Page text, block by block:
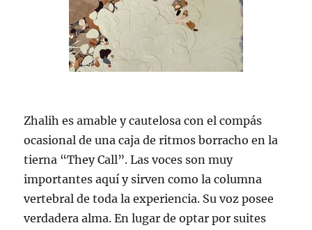
Zhalih es amable y cautelosa con el compás
ocasional de una caja de ritmos borracho en la
tierna “They Call”. Las voces son muy
importantes aquí y sirven como la columna
vertebral de toda la experiencia. Su voz posee
verdadera alma. En lugar de optar por suites